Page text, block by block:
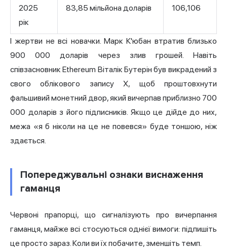
2025
рік
83,85 мільйона доларів 106,106
І жертви не всі новачки. Марк К'юбан втратив близько
900 000 доларів через злив грошей. Навіть
співзасновник Ethereum Віталік Бутерін був викрадений з
свого облікового запису X, щоб проштовхнути
фальшивий монетний двор, який вичерпав приблизно 700
000 доларів з його підписників. Якщо це дійде до них,
межа «я б ніколи на це не повевся» буде тоншою, ніж
здається.
Попереджувальні ознаки виснаження
гаманця
Червоні прапорці, що сигналізують про вичерпання
гаманця, майже всі стосуються однієї вимоги: підпишіть
це просто зараз. Коли ви їх побачите, зменшіть темп.